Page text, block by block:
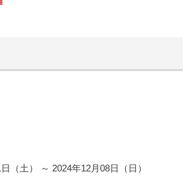
（土） ～ 2024年12月08日（日）